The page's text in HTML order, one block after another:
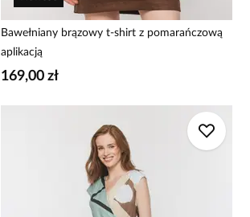
Bawełniany brązowy t-shirt z pomarańczową
aplikacją
169,00 zł